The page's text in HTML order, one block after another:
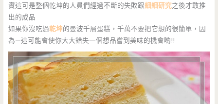
實這可是整個乾坤的人員們經過不斷的失敗跟細細研究之後才敢推
出的成品
如果你沒吃過乾坤的曼波千層蛋糕，千萬不要把它想的很簡單，因
為—這可能會使你大大錯失一個想品嘗到美味的機會喲!!